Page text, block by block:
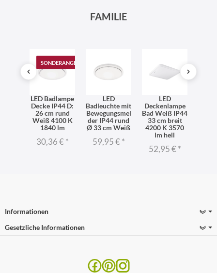
FAMILIE
SONDERANGEBOT
LED Badlampe
Decke IP44 D:
26 cm rund
Weiß 4100 K
1840 lm
30,36 €*
LED
Badleuchte mit
Bewegungsmel
der IP44 rund
Ø 33 cm Weiß
59,95 €*
LED
Deckenlampe
Bad Weiß IP44
33 cm breit
4200 K 3570
lm hell
52,95 €*
Informationen
Gesetzliche Informationen